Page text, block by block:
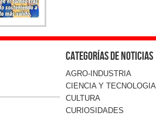
Categorías de noticias
AGRO-INDUSTRIA
CIENCIA Y TECNOLOGIA
CULTURA
CURIOSIDADES